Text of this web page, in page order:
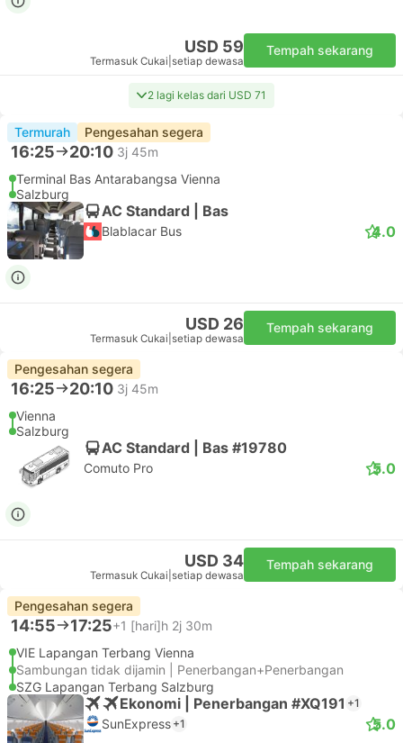
USD 59
Termasuk Cukai setiap dewasa
Tempah sekarang
2 lagi kelas dari USD 71
Termurah Pengesahan segera
16:25 20:10 3j 45m
Terminal Bas Antarabangsa Vienna
Salzburg
AC Standard | Bas
Blablacar Bus 4.0
USD 26
Termasuk Cukai setiap dewasa
Tempah sekarang
Pengesahan segera
16:25 20:10 3j 45m
Vienna
Salzburg
AC Standard | Bas #19780
Comuto Pro 5.0
USD 34
Termasuk Cukai setiap dewasa
Tempah sekarang
Pengesahan segera
14:55 17:25+1 [hari]h 2j 30m
VIE Lapangan Terbang Vienna
Sambungan tidak dijamin | Penerbangan+Penerbangan
SZG Lapangan Terbang Salzburg
Ekonomi | Penerbangan #XQ191 +1
SunExpress +1 5.0